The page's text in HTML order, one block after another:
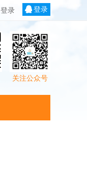
登录 登录
关注公众号